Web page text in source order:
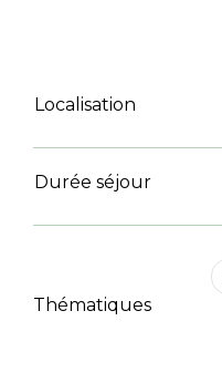
Localisation
Durée séjour
Thématiques